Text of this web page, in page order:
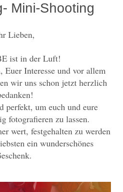
Mini-Shooting
Lieben,
ist in der Luft!
Euer Interesse und vor allem
wir uns schon jetzt herzlich
perfekt, um euch und eure
fotografieren zu lassen.
wert, festgehalten zu werden
ein wunderschönes